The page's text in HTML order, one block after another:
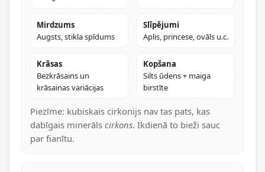
Mirdzums
Augsts, stikla spīdums
Slīpējumi
Aplis, princese, ovāls u.c.
Krāsas
Bezkrāsains un
krāsainas variācijas
Kopšana
Silts ūdens + maiga
birstīte
Piezīme: kubiskais cirkonijs nav tas pats, kas
dabīgais minerāls cirkons. Ikdienā to bieži sauc
par fianītu.